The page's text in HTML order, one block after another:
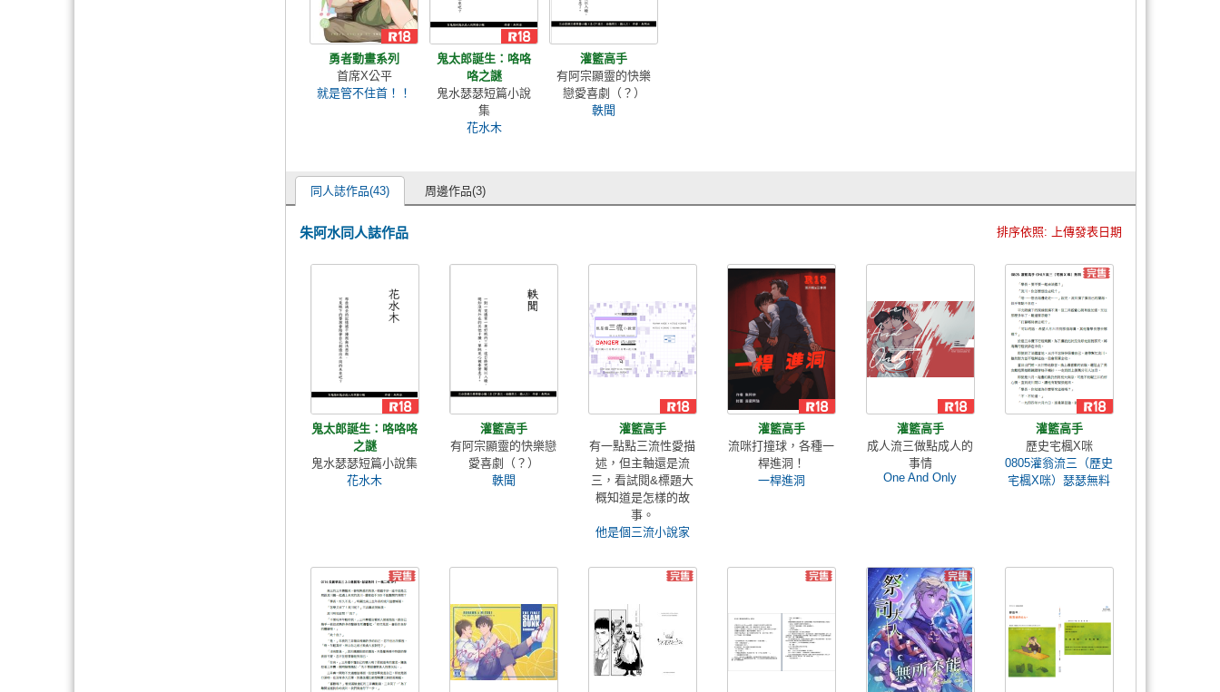
勇者動畫系列
首席X公平
就是管不住首！！
鬼太郎誕生：咯咯
咯之謎
鬼水瑟瑟短篇小說
集
花水木
灌籃高手
有阿宗顯靈的快樂
戀愛喜劇（？）
軼聞
同人誌作品(43) 周邊作品(3)
朱阿水同人誌作品 排序依照: 上傳發表日期
鬼太郎誕生：咯咯咯
之謎
鬼水瑟瑟短篇小說集
花水木
灌籃高手
有阿宗顯靈的快樂戀
愛喜劇（？）
軼聞
灌籃高手
有一點點三流性愛描
述，但主軸還是流
三，看試閱&標題大
概知道是怎樣的故
事。
他是個三流小說家
灌籃高手
流咪打撞球，各種一
桿進洞！
一桿進洞
灌籃高手
成人流三做點成人的
事情
One And Only
灌籃高手
歷史宅楓X咪
0805灌翁流三（歷史
宅楓X咪）瑟瑟無料